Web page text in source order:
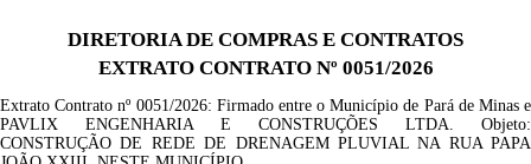
DIRETORIA DE COMPRAS E CONTRATOS
EXTRATO CONTRATO Nº 0051/2026
Extrato Contrato nº 0051/2026: Firmado entre o Município de Pará de Minas e
PAVLIX ENGENHARIA E CONSTRUÇÕES LTDA. Objeto:
CONSTRUÇÃO DE REDE DE DRENAGEM PLUVIAL NA RUA PAPA